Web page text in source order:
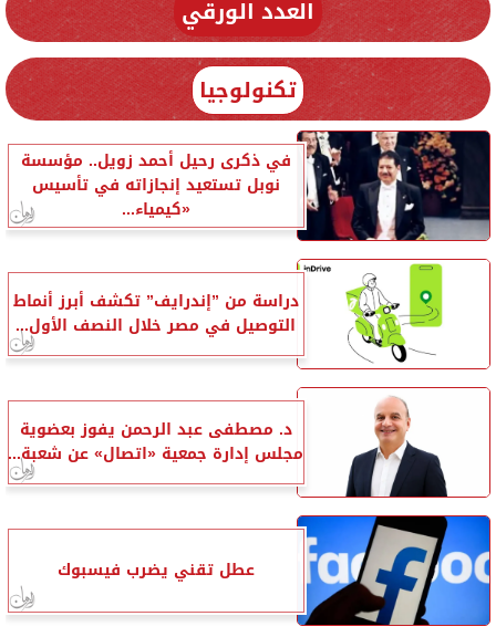
العدد الورقي
تكنولوجيا
في ذكرى رحيل أحمد زويل.. مؤسسة
نوبل تستعيد إنجازاته في تأسيس
«كيمياء...
دراسة من ”إندرايف” تكشف أبرز أنماط
التوصيل في مصر خلال النصف الأول...
د. مصطفى عبد الرحمن يفوز بعضوية
مجلس إدارة جمعية «اتصال» عن شعبة...
عطل تقني يضرب فيسبوك